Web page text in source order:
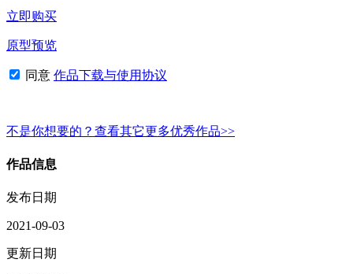
立即购买
原型预览
同意 作品下载与使用协议
不是你想要的？查看其它更多优秀作品>>
作品信息
发布日期
2021-09-03
更新日期